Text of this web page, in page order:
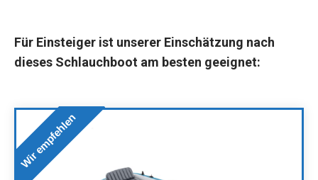
Für Einsteiger ist unserer Einschätzung nach
dieses Schlauchboot am besten geeignet:
Wir empfehlen